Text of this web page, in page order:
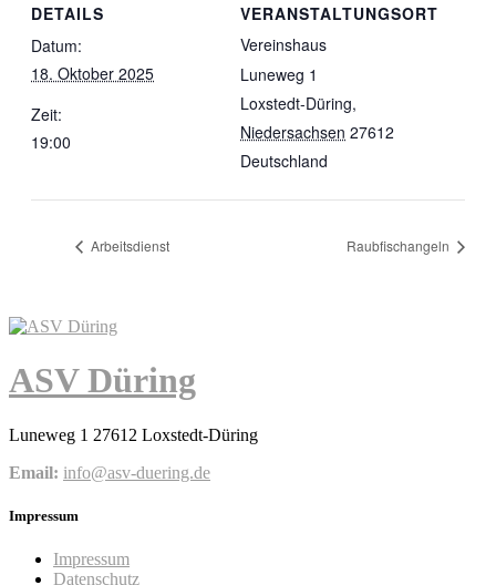
DETAILS
Datum:
18. Oktober 2025
Zeit:
19:00
VERANSTALTUNGSORT
Vereinshaus
Luneweg 1
Loxstedt-Düring,
Niedersachsen 27612
Deutschland
Arbeitsdienst Raubfischangeln
ASV Düring
Luneweg 1 27612 Loxstedt-Düring
Email: info@asv-duering.de
Impressum
Impressum
Datenschutz